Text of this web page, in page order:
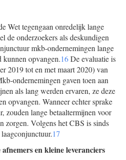
Wet tegengaan onredelijk lange
de onderzoekers als deskundigen
mkb-ondernemingen lange
kunnen opvangen.16De evaluatie is
2019 tot en met maart 2020) van
ondernemingen gaven toen aan
als lang werden ervaren, ze deze
opvangen. Wanneer echter sprake
zouden lange betaaltermijnen voor
zorgen. Volgens het CBS is sinds
17
en kleine leveranciers